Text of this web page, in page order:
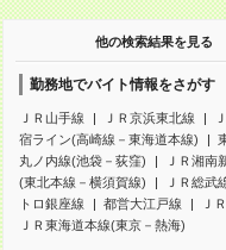
他の検索結果を見る
勤務地でバイト情報をさがす
ＪＲ山手線 ＪＲ京浜東北線
宿ライン(高崎線－東海道本線)
丸ノ内線(池袋－荻窪)
ＪＲ湘南
(東北本線－横須賀線)
ＪＲ総武
トロ銀座線
都営大江戸線
Ｊ
ＪＲ東海道本線(東京－熱海)